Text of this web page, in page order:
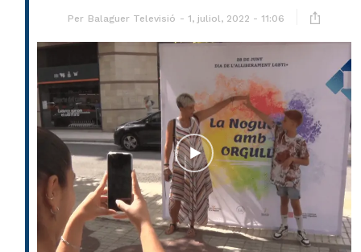
Per Balaguer Televisió 1, juliol, 2022 - 11:06